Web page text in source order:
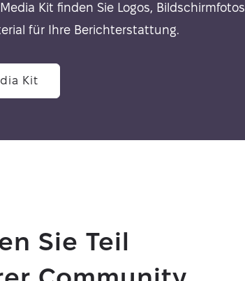
Kit finden Sie Logos, Bildschirmfotos
für Ihre Berichterstattung.
Kit
Sie Teil